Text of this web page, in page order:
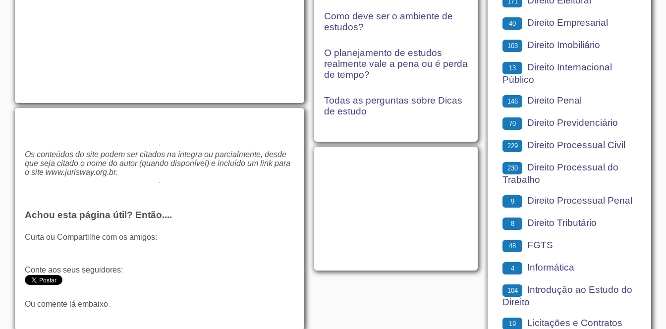
Os conteúdos do site podem ser citados na íntegra ou parcialmente, desde
que seja citado o nome do autor (quando disponível) e incluído um link para
o site www.jurisway.org.br.
Achou esta página útil? Então....
Curta ou Compartilhe com os amigos:
Conte aos seus seguidores:
Ou comente lá embaixo
Como deve ser o ambiente de
estudos?
O planejamento de estudos
realmente vale a pena ou é perda
de tempo?
Todas as perguntas sobre Dicas
de estudo
40 Direito Empresarial
103 Direito Imobiliário
13
Direito Internacional
Público
146 Direito Penal
70 Direito Previdenciário
229 Direito Processual Civil
230
Direito Processual do
Trabalho
9 Direito Processual Penal
8 Direito Tributário
48 FGTS
4 Informática
104
Introdução ao Estudo do
Direito
19
Licitações e Contratos